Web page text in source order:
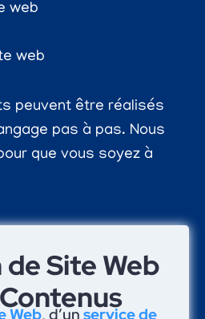
web
web
peuvent être réalisés
pas à pas. Nous
que vous soyez à
Site Web
Web, d’un service de